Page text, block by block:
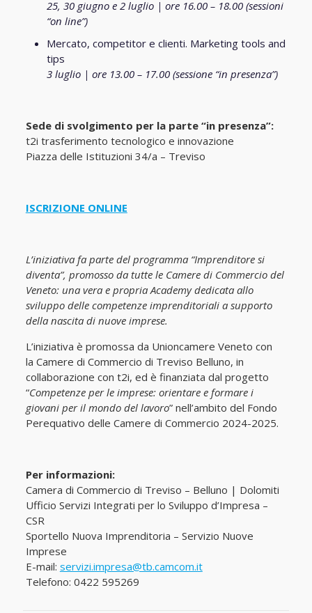
25, 30 giugno e 2 luglio | ore 16.00 – 18.00 (sessioni
“on line”)
Mercato, competitor e clienti. Marketing tools and
tips
3luglio | ore 13.00 – 17.00(sessione “in presenza”)
Sede di svolgimento per la parte “in presenza”:
t2i trasferimento tecnologico e innovazione
Piazza delle Istituzioni 34/a – Treviso
ISCRIZIONE ONLINE
L’iniziativa fa parte del programma “Imprenditore si
diventa”, promosso da tutte le Camere di Commercio del
Veneto: una vera e propriaAcademydedicata allo
sviluppo delle competenze imprenditoriali a supporto
della nascita di nuove imprese.
L’iniziativa è promossa da Unioncamere Veneto con
la Camere di Commercio di Treviso Belluno, in
collaborazione con t2i, ed è finanziata dal progetto
“Competenze per le imprese: orientare e formare i
giovani per il mondo del lavoro” nell’ambito del Fondo
Perequativo delle Camere di Commercio 2024-2025.
Per informazioni:
Camera di Commercio di Treviso – Belluno | Dolomiti
Ufficio Servizi Integrati per lo Sviluppo d’Impresa –
CSR
Sportello Nuova Imprenditoria – Servizio Nuove
Imprese
E-mail: servizi.impresa@tb.camcom.it
Telefono: 0422 595269